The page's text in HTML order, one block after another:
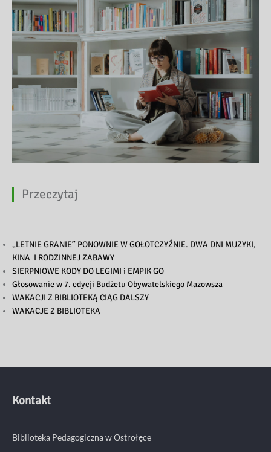
Przeczytaj
„LETNIE GRANIE” PONOWNIE W GOŁOTCZYŹNIE. DWA DNI MUZYKI,
KINA I RODZINNEJ ZABAWY
SIERPNIOWE KODY DO LEGIMI i EMPIK GO
Głosowanie w 7. edycji Budżetu Obywatelskiego Mazowsza
WAKACJI Z BIBLIOTEKĄ CIĄG DALSZY
WAKACJE Z BIBLIOTEKĄ
Kontakt
Biblioteka Pedagogiczna w Ostrołęce